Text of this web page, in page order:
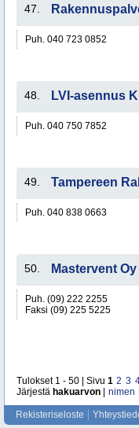
47.
Puh. 040 723 0852
48. LVI-asennus
Puh. 040 750 7852
49. Tampereen
Puh. 040 838 0663
50. Mastervent Oy
Puh. (09) 222 2255
Faksi (09) 225 5225
Tulokset 1 - 50 | Sivu 1 2 3
Järjestä hakuarvon nimen
Rekisteriseloste